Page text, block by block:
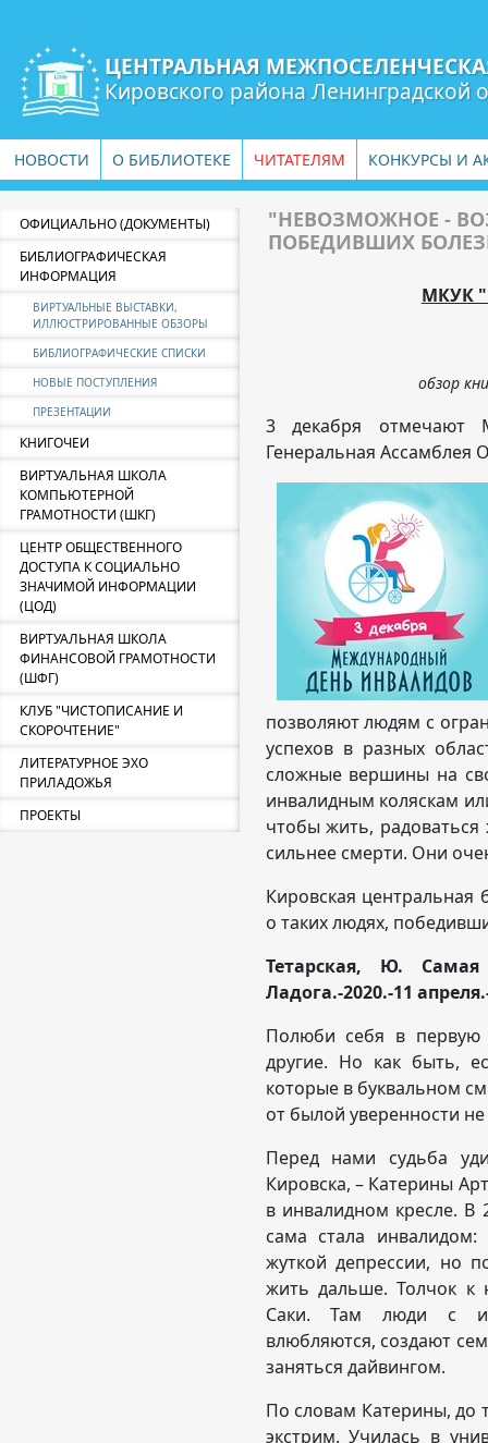
ЦЕНТРАЛЬНАЯ
Кировского района Ленинградской
НОВОСТИ О БИБЛИОТЕКЕ ЧИТАТЕЛЯМ КОНКУРСЫ И
ОФИЦИАЛЬНО (ДОКУМЕНТЫ)
БИБЛИОГРАФИЧЕСКАЯ
ИНФОРМАЦИЯ
ВИРТУАЛЬНЫЕ ВЫСТАВКИ,
ИЛЛЮСТРИРОВАННЫЕ ОБЗОРЫ
БИБЛИОГРАФИЧЕСКИЕ СПИСКИ
НОВЫЕ ПОСТУПЛЕНИЯ
ПРЕЗЕНТАЦИИ
КНИГОЧЕИ
ВИРТУАЛЬНАЯ ШКОЛА
КОМПЬЮТЕРНОЙ
ГРАМОТНОСТИ (ШКГ)
ЦЕНТР ОБЩЕСТВЕННОГО
ДОСТУПА К СОЦИАЛЬНО
ЗНАЧИМОЙ ИНФОРМАЦИИ
(ЦОД)
ВИРТУАЛЬНАЯ ШКОЛА
ФИНАНСОВОЙ ГРАМОТНОСТИ
(ШФГ)
КЛУБ "ЧИСТОПИСАНИЕ И
СКОРОЧТЕНИЕ"
ЛИТЕРАТУРНОЕ ЭХО
ПРИЛАДОЖЬЯ
ПРОЕКТЫ
"НЕВОЗМОЖНОЕ -
ПОБЕДИВШИХ
МКУК
обзор
3 декабря отмечают
Генеральная Ассамблея
позволяют людям с
успехов в разных
сложные вершины на
инвалидным коляскам
чтобы жить,
сильнее смерти. Они
Кировская центральная
о таких людях,
Тетарская, Ю. Самая
Ладога.-2020.-11
Полюби себя в первую
другие. Но как быть,
которые в буквальном
от былой уверенности не
Перед нами судьба
Кировска, – Катерины
в инвалидном кресле. В
сама стала
жуткой депрессии, но
жить дальше. Толчок к
Саки. Там люди с
влюбляются, создают
заняться дайвингом.
По словам Катерины, до
экстрим. Училась в